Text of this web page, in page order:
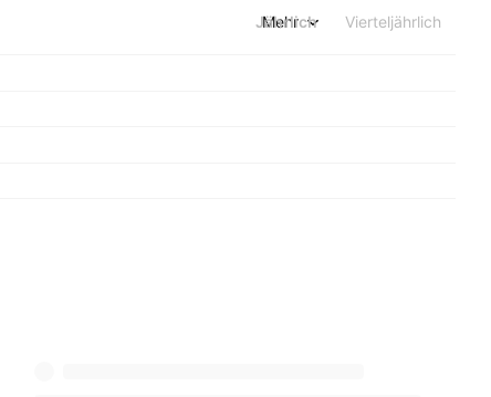
Jährlich Vierteljährlich
Mehr